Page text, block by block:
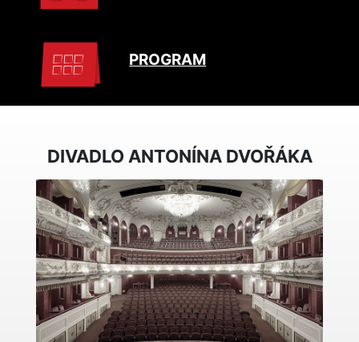
PROGRAM
DIVADLO ANTONÍNA DVOŘÁKA